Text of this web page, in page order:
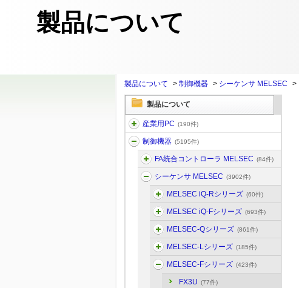
製品について
製品について > 制御機器 > シーケンサ MELSEC >
製品について
産業用PC (190件)
制御機器 (5195件)
FA統合コントローラ MELSEC (84件)
シーケンサ MELSEC (3902件)
MELSEC iQ-Rシリーズ (60件)
MELSEC iQ-Fシリーズ (693件)
MELSEC-Qシリーズ (861件)
MELSEC-Lシリーズ (185件)
MELSEC-Fシリーズ (423件)
FX3U (77件)